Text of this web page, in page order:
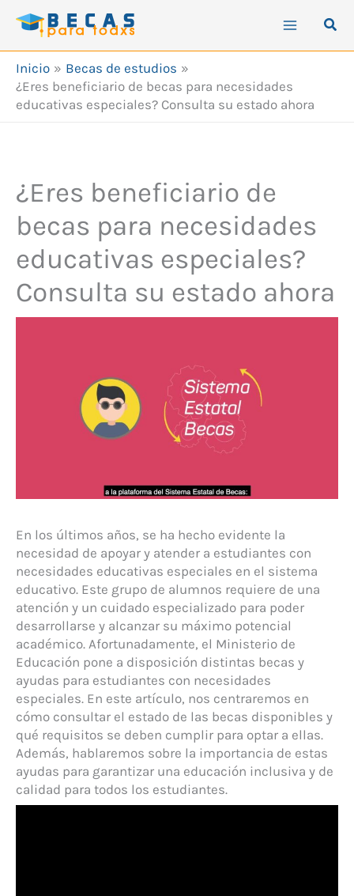
Inicio
Becas de estudios
¿Eres beneficiario de becas para necesidades
educativas especiales? Consulta su estado ahora
¿Eres beneficiario de
becas para necesidades
educativas especiales?
Consulta su estado ahora
En los últimos años, se ha hecho evidente la
necesidad de apoyar y atender a estudiantes con
necesidades educativas especiales en el sistema
educativo. Este grupo de alumnos requiere de una
atención y un cuidado especializado para poder
desarrollarse y alcanzar su máximo potencial
académico. Afortunadamente, el Ministerio de
Educación pone a disposición distintas becas y
ayudas para estudiantes con necesidades
especiales. En este artículo, nos centraremos en
cómo consultar el estado de las becas disponibles y
qué requisitos se deben cumplir para optar a ellas.
Además, hablaremos sobre la importancia de estas
ayudas para garantizar una educación inclusiva y de
calidad para todos los estudiantes.